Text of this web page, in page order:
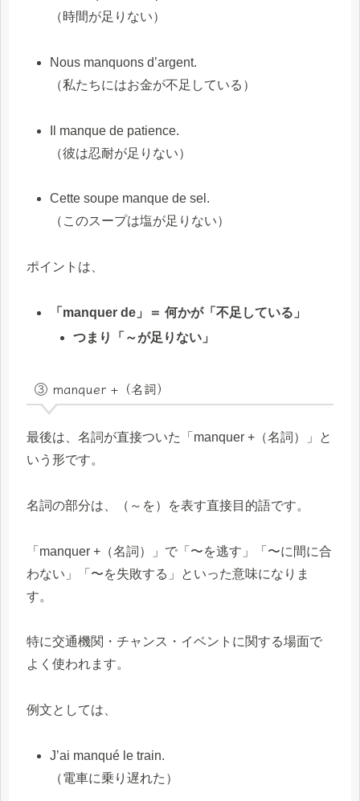
（時間が足りない）
Nous manquons d’argent.
（私たちにはお金が不足している）
Il manque de patience.
（彼は忍耐が足りない）
Cette soupe manque de sel.
（このスープは塩が足りない）
ポイントは、
「manquer de」＝ 何かが「不足している」
つまり「～が足りない」
③ manquer +（名詞）
最後は、名詞が直接ついた「manquer +（名詞）」と
いう形です。
名詞の部分は、（～を）を表す直接目的語です。
「manquer +（名詞）」で「〜を逃す」「〜に間に合
わない」「〜を失敗する」といった意味になりま
す。
特に交通機関・チャンス・イベントに関する場面で
よく使われます。
例文としては、
J’ai manqué le train.
（電車に乗り遅れた）